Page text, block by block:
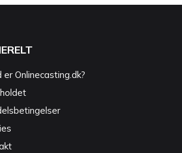
er Onlinecasting.dk?